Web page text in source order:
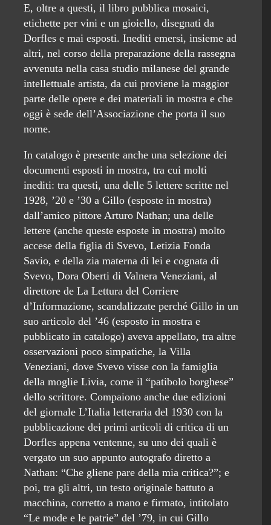
E, oltre a questi, il libro pubblica mosaici,
etichette per vini e un gioiello, disegnati da
Dorfles e mai esposti. Inediti emersi, insieme ad
altri, nel corso della preparazione della rassegna
avvenuta nella casa studio milanese del grande
intellettuale artista, da cui proviene la maggior
parte delle opere e dei materiali in mostra e che
oggi è sede dell’Associazione che porta il suo
nome.
In catalogo è presente anche una selezione dei
documenti esposti in mostra, tra cui molti
inediti: tra questi, una delle 5 lettere scritte nel
1928, ’20 e ’30 a Gillo (esposte in mostra)
dall’amico pittore Arturo Nathan; una delle
lettere (anche queste esposte in mostra) molto
accese della figlia di Svevo, Letizia Fonda
Savio, e della zia materna di lei e cognata di
Svevo, Dora Oberti di Valnera Veneziani, al
direttore de La Lettura del Corriere
d’Informazione, scandalizzate perché Gillo in un
suo articolo del ’46 (esposto in mostra e
pubblicato in catalogo) aveva appellato, tra altre
osservazioni poco simpatiche, la Villa
Veneziani, dove Svevo visse con la famiglia
della moglie Livia, come il “patibolo borghese”
dello scrittore. Compaiono anche due edizioni
del giornale L’Italia letteraria del 1930 con la
pubblicazione dei primi articoli di critica di un
Dorfles appena ventenne, su uno dei quali è
vergato un suo appunto autografo diretto a
Nathan: “Che gliene pare della mia critica?”; e
poi, tra gli altri, un testo originale battuto a
macchina, corretto a mano e firmato, intitolato
“Le mode e le patrie” del ’79, in cui Gillo